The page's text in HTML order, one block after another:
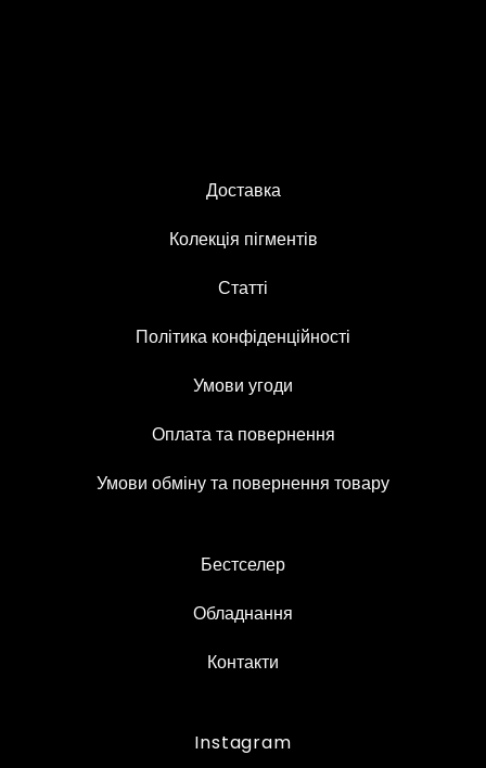
Доставка
Колекція пігментів
Статті
Політика конфіденційності
Умови угоди
Оплата та повернення
Умови обміну та повернення товару
Бестселер
Обладнання
Контакти
Instagram